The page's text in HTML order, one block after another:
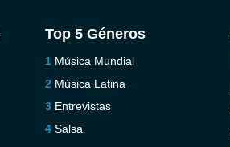
Top 5 Géneros
Música Mundial
Música Latina
Entrevistas
Salsa